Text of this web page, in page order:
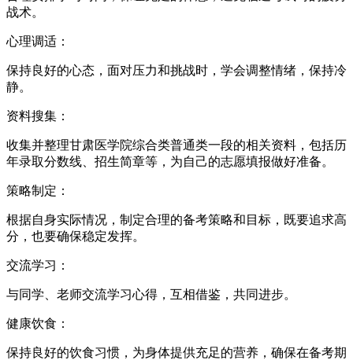
战术。
心理调适：
保持良好的心态，面对压力和挑战时，学会调整情绪，保持冷
静。
资料搜集：
收集并整理甘肃医学院综合类普通类一段的相关资料，包括历
年录取分数线、招生简章等，为自己的志愿填报做好准备。
策略制定：
根据自身实际情况，制定合理的备考策略和目标，既要追求高
分，也要确保稳定发挥。
交流学习：
与同学、老师交流学习心得，互相借鉴，共同进步。
健康饮食：
保持良好的饮食习惯，为身体提供充足的营养，确保在备考期